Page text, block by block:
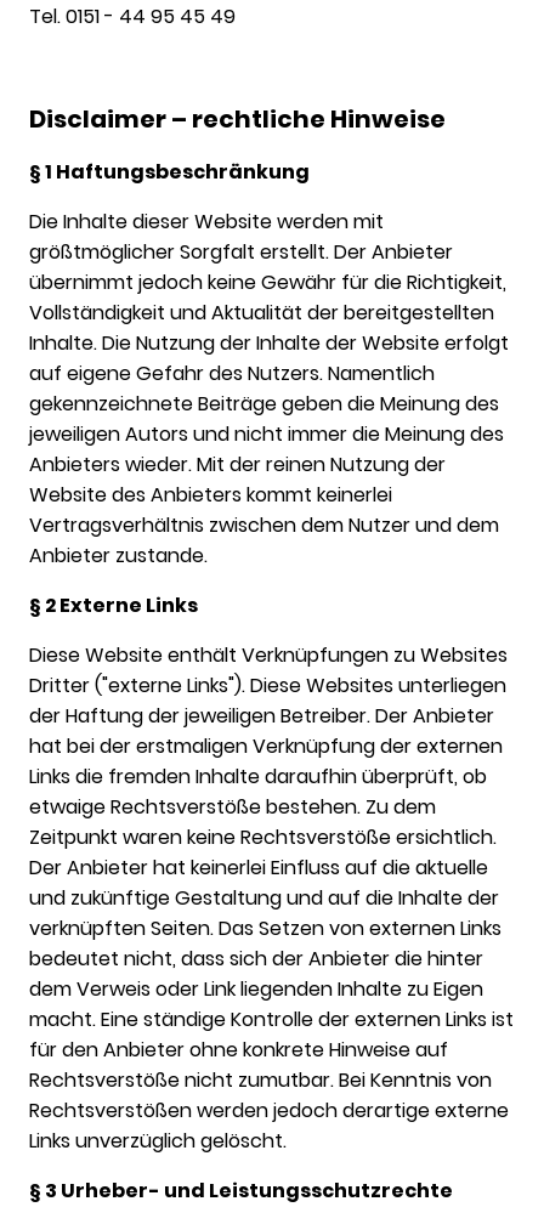
Tel. 0151 - 44 95 45 49
Disclaimer – rechtliche Hinweise
§ 1 Haftungsbeschränkung
Die Inhalte dieser Website werden mit
größtmöglicher Sorgfalt erstellt. Der Anbieter
übernimmt jedoch keine Gewähr für die Richtigkeit,
Vollständigkeit und Aktualität der bereitgestellten
Inhalte. Die Nutzung der Inhalte der Website erfolgt
auf eigene Gefahr des Nutzers. Namentlich
gekennzeichnete Beiträge geben die Meinung des
jeweiligen Autors und nicht immer die Meinung des
Anbieters wieder. Mit der reinen Nutzung der
Website des Anbieters kommt keinerlei
Vertragsverhältnis zwischen dem Nutzer und dem
Anbieter zustande.
§ 2 Externe Links
Diese Website enthält Verknüpfungen zu Websites
Dritter ("externe Links"). Diese Websites unterliegen
der Haftung der jeweiligen Betreiber. Der Anbieter
hat bei der erstmaligen Verknüpfung der externen
Links die fremden Inhalte daraufhin überprüft, ob
etwaige Rechtsverstöße bestehen. Zu dem
Zeitpunkt waren keine Rechtsverstöße ersichtlich.
Der Anbieter hat keinerlei Einfluss auf die aktuelle
und zukünftige Gestaltung und auf die Inhalte der
verknüpften Seiten. Das Setzen von externen Links
bedeutet nicht, dass sich der Anbieter die hinter
dem Verweis oder Link liegenden Inhalte zu Eigen
macht. Eine ständige Kontrolle der externen Links ist
für den Anbieter ohne konkrete Hinweise auf
Rechtsverstöße nicht zumutbar. Bei Kenntnis von
Rechtsverstößen werden jedoch derartige externe
Links unverzüglich gelöscht.
§ 3 Urheber- und Leistungsschutzrechte